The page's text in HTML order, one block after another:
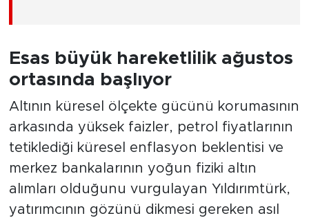
Esas büyük hareketlilik ağustos
ortasında başlıyor
Altının küresel ölçekte gücünü korumasının
arkasında yüksek faizler, petrol fiyatlarının
tetiklediği küresel enflasyon beklentisi ve
merkez bankalarının yoğun fiziki altın
alımları olduğunu vurgulayan Yıldırımtürk,
yatırımcının gözünü dikmesi gereken asıl